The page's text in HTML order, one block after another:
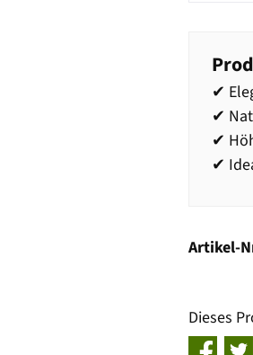
✔
✔
✔
✔
Artikel-
Dieses